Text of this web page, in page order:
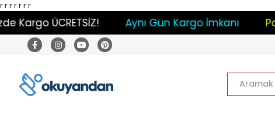
rrrrr r r
ÜCRETSİZ! Aynı Gün Kargo İmkanı